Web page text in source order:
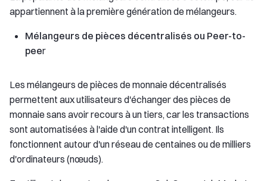
appartiennent à la première génération de mélangeurs.
Mélangeurs de pièces décentralisés ou Peer-to-
peer
Les mélangeurs de pièces de monnaie décentralisés
permettent aux utilisateurs d'échanger des pièces de
monnaie sans avoir recours à un tiers, car les transactions
sont automatisées à l'aide d'un contrat intelligent. Ils
fonctionnent autour d'un réseau de centaines ou de milliers
d'ordinateurs (nœuds).